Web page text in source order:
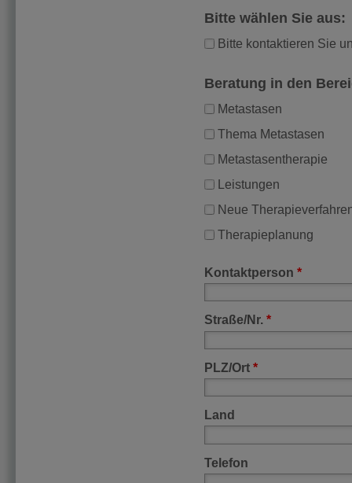
Bitte wählen Sie aus:
Bitte kontaktieren Sie
Beratung in den
Metastasen
Thema Metastasen
Metastasentherapie
Leistungen
Neue
Therapieplanung
Kontaktperson *
Straße/Nr. *
PLZ/Ort *
Land
Telefon